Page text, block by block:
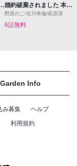
は、恋を知りたい。 THE COMIC 婚約破棄されました 本気出していいですよね THE COMIC
野原のこ/吉川奇伽/萩原凛
6話無料
Info
み募集
ヘルプ
利用規約